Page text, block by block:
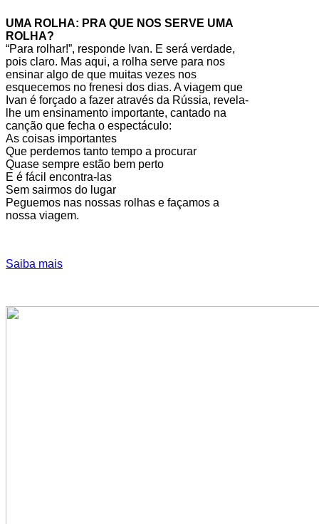
UMA ROLHA: PRA QUE NOS SERVE UMA
ROLHA?
“Para rolhar!”, responde Ivan. E será verdade,
pois claro. Mas aqui, a rolha serve para nos
ensinar algo de que muitas vezes nos
esquecemos no frenesi dos dias. A viagem que
Ivan é forçado a fazer através da Rússia, revela-
lhe um ensinamento importante, cantado na
canção que fecha o espectáculo:
As coisas importantes
Que perdemos tanto tempo a procurar
Quase sempre estão bem perto
E é fácil encontra-las
Sem sairmos do lugar
Peguemos nas nossas rolhas e façamos a
nossa viagem.
Saiba mais